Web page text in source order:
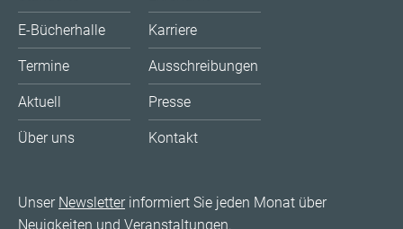
E-Bücherhalle
Termine
Aktuell
Über uns
Karriere
Ausschreibungen
Presse
Kontakt
Unser Newsletterinformiert Sie jeden Monat über
Neuigkeiten und Veranstaltungen.